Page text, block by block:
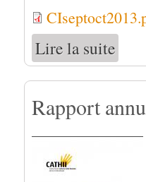
Lire la suite
Rapport